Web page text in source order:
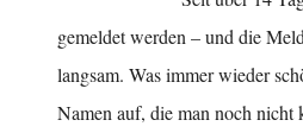
gemeldet werden – und die
langsam. Was immer wieder
Namen auf, die man noch nicht